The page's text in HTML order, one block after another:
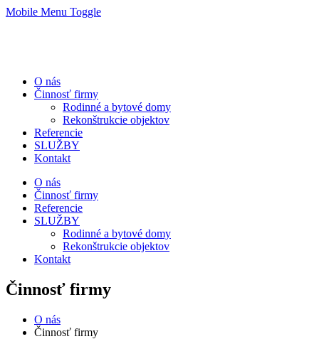
Mobile Menu Toggle
O nás
Činnosť firmy
Rodinné a bytové domy
Rekonštrukcie objektov
Referencie
SLUŽBY
Kontakt
O nás
Činnosť firmy
Referencie
SLUŽBY
Rodinné a bytové domy
Rekonštrukcie objektov
Kontakt
Činnosť firmy
O nás
Činnosť firmy